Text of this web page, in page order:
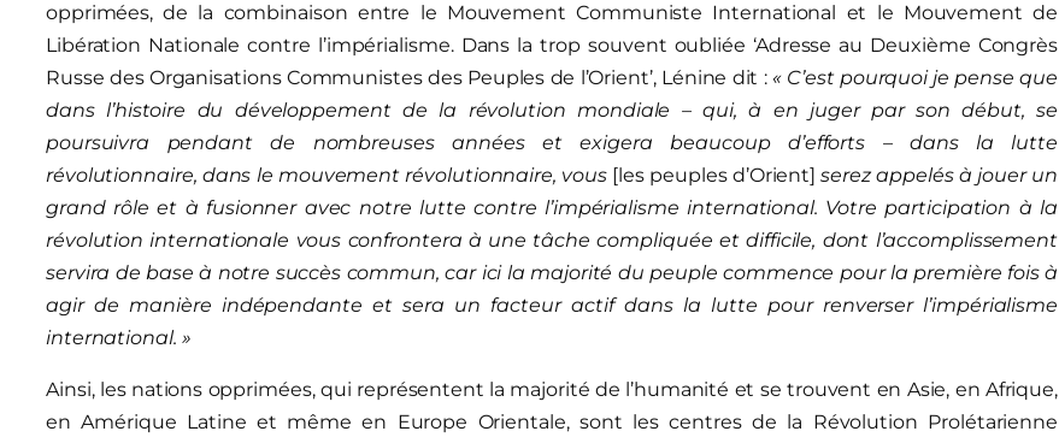
opprimées, de la combinaison entre le Mouvement Communiste International et le Mouvement de
Libération Nationale contre l’impérialisme. Dans la trop souvent oubliée ‘Adresse au Deuxième Congrès
Russe des Organisations Communistes des Peuples de l’Orient’, Lénine dit : « C’est pourquoi je pense que
dans l’histoire du développement de la révolution mondiale – qui, à en juger par son début, se
poursuivra pendant de nombreuses années et exigera beaucoup d’efforts – dans la lutte
révolutionnaire, dans le mouvement révolutionnaire, vous[les peuples d’Orient]serez appelés à jouer un
grand rôle et à fusionner avec notre lutte contre l’impérialisme international. Votre participation à la
révolution internationale vous confrontera à une tâche compliquée et difficile, dont l’accomplissement
servira de base à notre succès commun, car ici la majorité du peuple commence pour la première fois à
agir de manière indépendante et sera un facteur actif dans la lutte pour renverser l’impérialisme
international. »
Ainsi, les nations opprimées, qui représentent la majorité de l’humanité et se trouvent en Asie, en Afrique,
en Amérique Latine et même en Europe Orientale, sont les centres de la Révolution Prolétarienne